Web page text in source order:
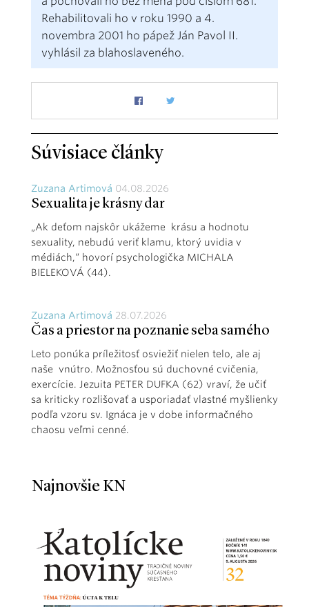
Rehabilitovali ho v roku 1990 a 4.
novembra 2001 ho pápež Ján Pavol II.
vyhlásil za blahoslaveného.
Súvisiace články
Zuzana Artimová 04.08.2026
Sexualita je krásny dar
„Ak deťom najskôr ukážeme krásu a hodnotu
sexuality, nebudú veriť klamu, ktorý uvidia v
médiách,“ hovorí psychologička MICHALA
BIELEKOVÁ (44).
Zuzana Artimová 28.07.2026
Čas a priestor na poznanie seba samého
Leto ponúka príležitosť osviežiť nielen telo, ale aj
naše vnútro. Možnosťou sú duchovné cvičenia,
exercície. Jezuita PETER DUFKA (62) vraví, že učiť
sa kriticky rozlišovať a usporiadať vlastné myšlienky
podľa vzoru sv. Ignáca je v dobe informačného
chaosu veľmi cenné.
Najnovšie KN